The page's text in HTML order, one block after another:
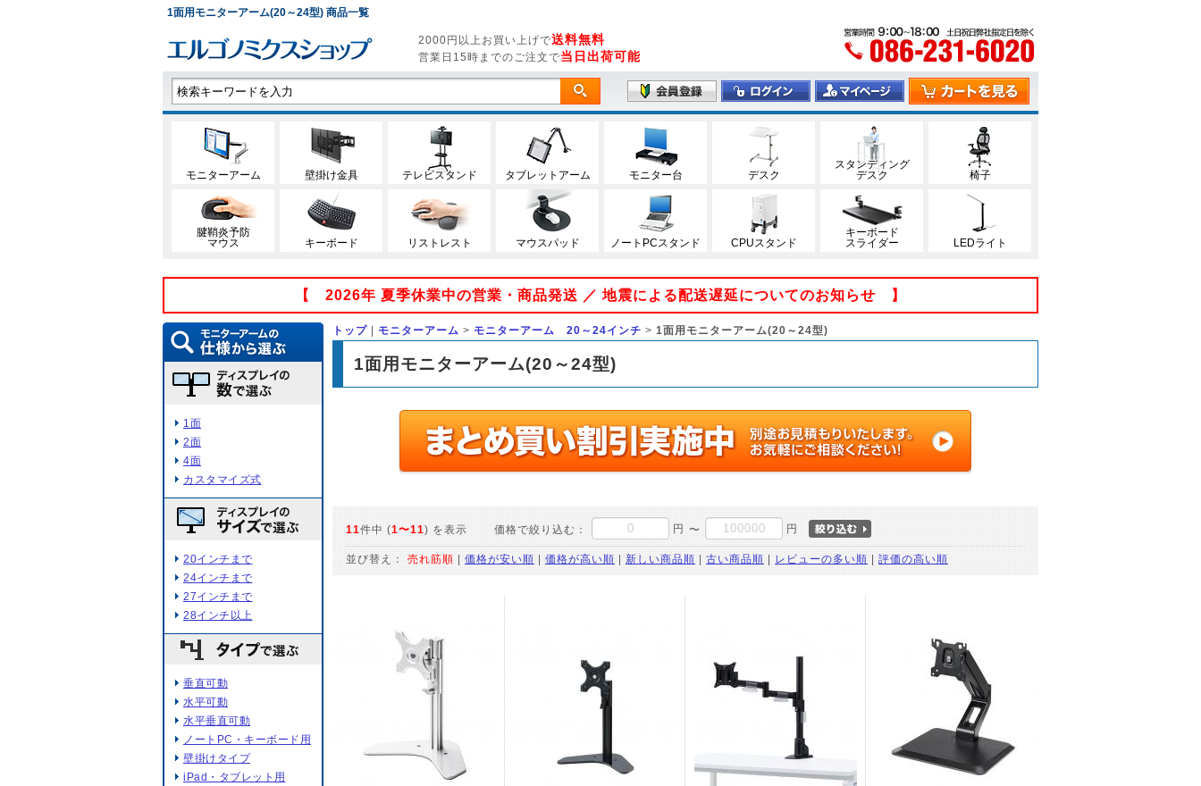
1面用モニターアーム(20～24型) 商品一覧
2000円以上お買い上げで送料無料
営業日15時までのご注文で当日出荷可能
モニターアーム 壁掛け金具 テレビスタンド タブレットアーム モニター台 デスク
スタンディング
デスク
椅子
腱鞘炎予防
マウス
キーボード リストレスト マウスパッド ノートPCスタンド CPUスタンド
キーボード
スライダー
LEDライト
【 2026年 夏季休業中の営業・商品発送 ／ 地震による配送遅延についてのお知らせ 】
1面
2面
4面
カスタマイズ式
20インチまで
24インチまで
27インチまで
28インチ以上
垂直可動
水平可動
水平垂直可動
ノートPC・キーボード用
壁掛けタイプ
iPad・タブレット用
トップ | モニターアーム > モニターアーム 20～24インチ > 1面用モニターアーム(20～24型)
1面用モニターアーム(20～24型)
11件中 (1〜11) を表示 価格で絞り込む： 円 〜 円
並び替え： 売れ筋順 | 価格が安い順 | 価格が高い順 | 新しい商品順 | 古い商品順 | レビューの多い順 | 評価の高い順